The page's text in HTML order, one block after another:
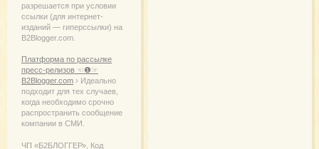
разрешается при условии
ссылки (для интернет-
изданий — гиперссылки) на
B2Blogger.com.
Платформа по рассылке
пресс-релизов ☜❶☞
B2Blogger.com › Идеально
подходит для тех случаев,
когда необходимо срочно
распространить сообщение
компании в СМИ.
ЧП «Б2БЛОГГЕР», Код